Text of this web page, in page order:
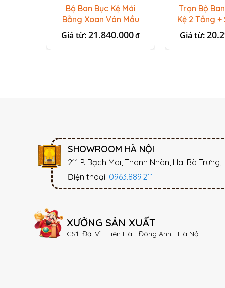
Bộ Ban Bục Kệ Mái
Bằng Xoan Vân Mầu
Óc Chó + Men Lam
Xanh
Giá từ:21.840.000₫
Trọn Bộ
Kệ 2 Tầng +
Giá từ:
SHOWROOM HÀ NỘI
211 P. Bạch Mai, Thanh Nhàn, Hai Bà Trưng,
Điện thoại: 0963.889.211
XƯỞNG SẢN XUẤT
CS1: Đại Vĩ - Liên Hà - Đông Anh - Hà Nội